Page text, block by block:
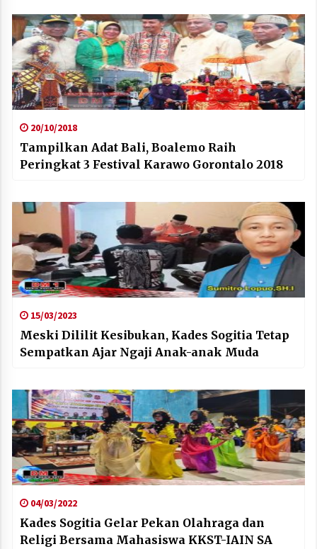
20/10/2018
Tampilkan Adat Bali, Boalemo Raih
Peringkat 3 Festival Karawo Gorontalo 2018
15/03/2023
Meski Dililit Kesibukan, Kades Sogitia Tetap
Sempatkan Ajar Ngaji Anak-anak Muda
04/03/2022
Kades Sogitia Gelar Pekan Olahraga dan
Religi Bersama Mahasiswa KKST-IAIN SA